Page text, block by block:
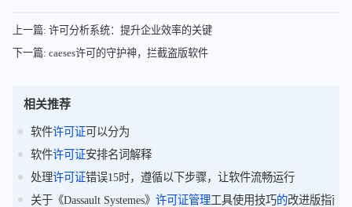
上一篇: 许可分析系统：提升企业效率的关键
下一篇: caeses许可的守护神，拦截盗版软件
相关推荐
软件许可证可以分为
软件许可证安排名词解释
处理许可证错误15时，遵循以下步骤，让软件流畅运行
关于《Dassault Systemes》 许可证管理工具使用技巧的改进版指南